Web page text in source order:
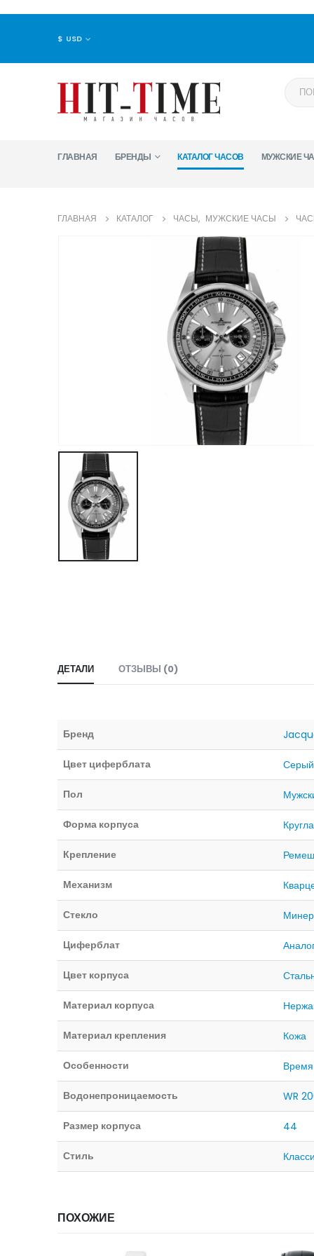
$ USD
ГЛАВНАЯ БРЕНДЫ КАТАЛОГ ЧАСОВ МУЖСКИЕ
ГЛАВНАЯ КАТАЛОГ ЧАСЫ, МУЖСКИЕ ЧАСЫ
ДЕТАЛИ ОТЗЫВЫ (0)
Бренд
Цвет циферблата Серый
Пол
Форма корпуса
Крепление
Механизм
Стекло
Циферблат
Цвет корпуса
Материал корпуса
Материал крепления Кожа
Особенности Время
Водонепроницаемость WR
Размер корпуса 44
Стиль
ПОХОЖИЕ